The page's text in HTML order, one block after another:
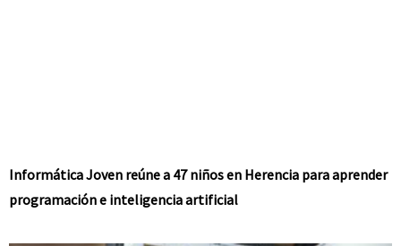
Informática Joven reúne a 47 niños en Herencia para aprender
programación e inteligencia artificial